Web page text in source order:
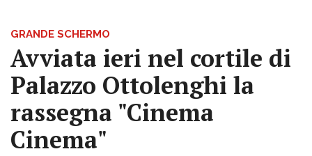
GRANDE SCHERMO
Avviata ieri nel cortile di
Palazzo Ottolenghi la
rassegna "Cinema
Cinema"